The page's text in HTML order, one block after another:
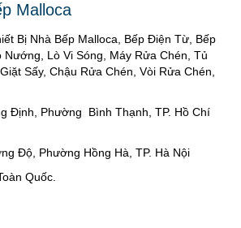
Malloca
Bị Nhà Bếp Malloca, Bếp Điện Từ, Bếp
Nướng, Lò Vi Sóng, Máy Rửa Chén, Tủ
Sấy, Chậu Rửa Chén, Vòi Rửa Chén,
Định, Phường Bình Thạnh, TP. Hồ Chí
Độ, Phường Hồng Hà, TP. Hà Nội
Quốc.